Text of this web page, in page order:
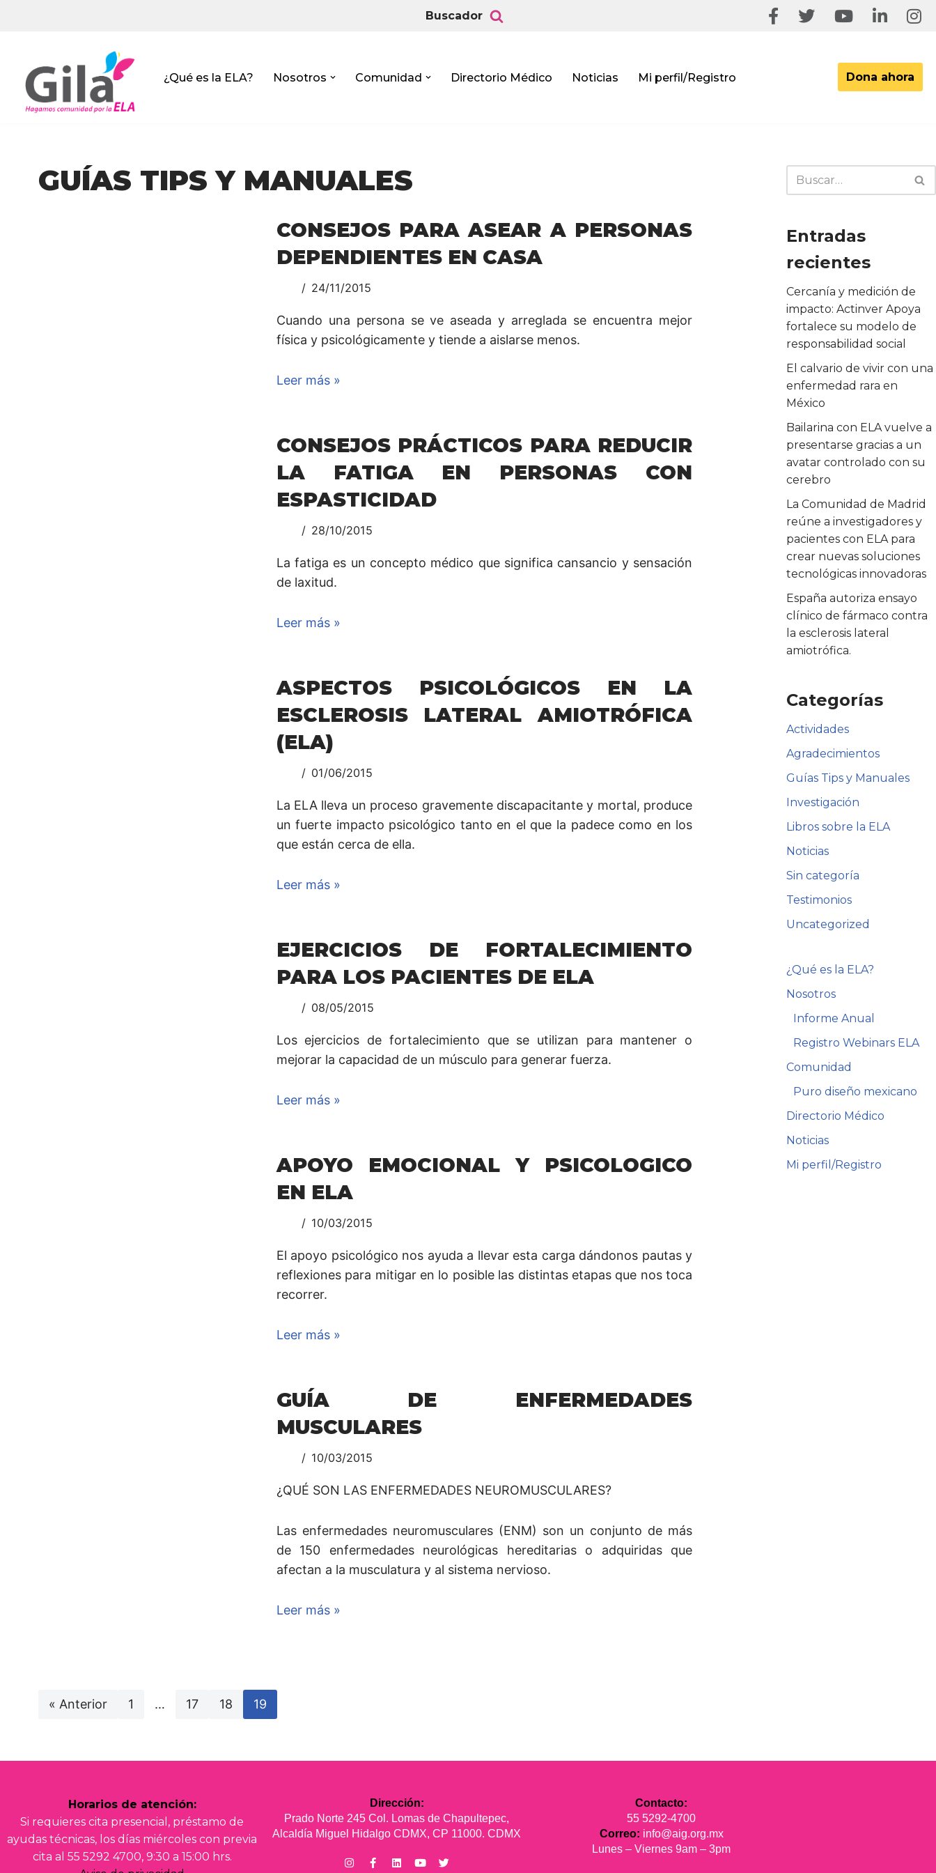
contenido
Buscador
¿Qué es la ELA? Nosotros Comunidad Directorio Médico Noticias Mi perfil/Registro Dona ahora
GUÍAS TIPS Y MANUALES
CONSEJOS PARA ASEAR A PERSONAS
DEPENDIENTES EN CASA
24/11/2015
Cuando una persona se ve aseada y arreglada se encuentra mejor
física y psicológicamente y tiende a aislarse menos.
Leer más »
CONSEJOS PRÁCTICOS PARA REDUCIR
LA FATIGA EN PERSONAS CON
ESPASTICIDAD
28/10/2015
La fatiga es un concepto médico que significa cansancio y sensación
de laxitud.
Leer más »
ASPECTOS PSICOLÓGICOS EN LA
ESCLEROSIS LATERAL AMIOTRÓFICA
(ELA)
01/06/2015
La ELA lleva un proceso gravemente discapacitante y mortal, produce
un fuerte impacto psicológico tanto en el que la padece como en los
que están cerca de ella.
Leer más »
EJERCICIOS DE FORTALECIMIENTO
PARA LOS PACIENTES DE ELA
08/05/2015
Los ejercicios de fortalecimiento que se utilizan para mantener o
mejorar la capacidad de un músculo para generar fuerza.
Leer más »
APOYO EMOCIONAL Y PSICOLOGICO
EN ELA
10/03/2015
El apoyo psicológico nos ayuda a llevar esta carga dándonos pautas y
reflexiones para mitigar en lo posible las distintas etapas que nos toca
recorrer.
Leer más »
GUÍA DE ENFERMEDADES
MUSCULARES
10/03/2015
¿QUÉ SON LAS ENFERMEDADES NEUROMUSCULARES?
Las enfermedades neuromusculares (ENM) son un conjunto de más
de 150 enfermedades neurológicas hereditarias o adquiridas que
afectan a la musculatura y al sistema nervioso.
Leer más »
« Anterior 1 … 17 18 19
Entradas
recientes
Cercanía y medición de
impacto: Actinver Apoya
fortalece su modelo de
responsabilidad social
El calvario de vivir con una
enfermedad rara en
México
Bailarina con ELA vuelve a
presentarse gracias a un
avatar controlado con su
cerebro
La Comunidad de Madrid
reúne a investigadores y
pacientes con ELA para
crear nuevas soluciones
tecnológicas innovadoras
España autoriza ensayo
clínico de fármaco contra
la esclerosis lateral
amiotrófica.
Categorías
Actividades
Agradecimientos
Guías Tips y Manuales
Investigación
Libros sobre la ELA
Noticias
Sin categoría
Testimonios
Uncategorized
¿Qué es la ELA?
Nosotros
Informe Anual
Registro Webinars ELA
Comunidad
Puro diseño mexicano
Directorio Médico
Noticias
Mi perfil/Registro
Horarios de atención:
Si requieres cita presencial, préstamo de
ayudas técnicas, los días miércoles con previa
cita al 55 5292 4700, 9:30 a 15:00 hrs.
Dirección:
Prado Norte 245 Col. Lomas de Chapultepec,
Alcaldía Miguel Hidalgo CDMX, CP 11000. CDMX
Contacto:
55 5292-4700
Correo: info@aig.org.mx
Lunes – Viernes 9am – 3pm